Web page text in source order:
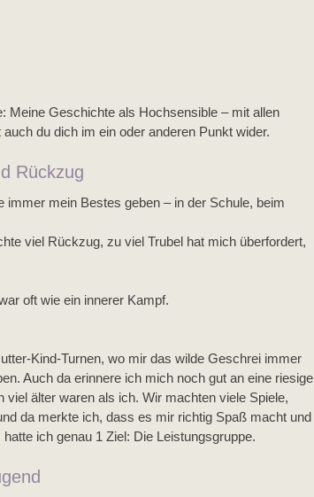
Meine Geschichte als Hochsensible – mit allen
du dich im ein oder anderen Punkt wider.
Rückzug
mein Bestes geben – in der Schule, beim
viel Rückzug, zu viel Trubel hat mich überfordert,
oft wie ein innerer Kampf.
Kind-Turnen, wo mir das wilde Geschrei immer
Auch da erinnere ich mich noch gut an eine riesige
älter waren als ich. Wir machten viele Spiele,
da merkte ich, dass es mir richtig Spaß macht und
ich genau 1 Ziel: Die Leistungsgruppe.